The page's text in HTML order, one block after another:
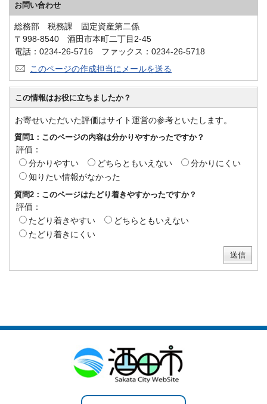
お問い合わせ
総務部 税務課 固定資産第二係
〒998-8540 酒田市本町二丁目2-45
電話：0234-26-5716 ファックス：0234-26-5718
このページの作成担当にメールを送る
この情報はお役に立ちましたか？
お寄せいただいた評価はサイト運営の参考といたします。
質問1：このページの内容は分かりやすかったですか？
評価：
分かりやすい
どちらともいえない
分かりにくい
知りたい情報がなかった
質問2：このページはたどり着きやすかったですか？
評価：
たどり着きやすい
どちらともいえない
たどり着きにくい